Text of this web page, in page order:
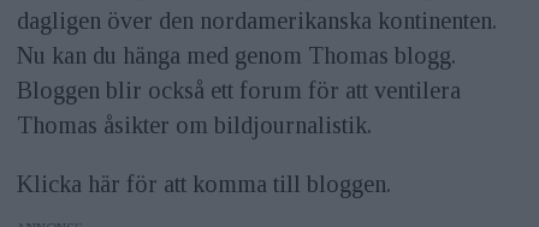
dagligen över den nordamerikanska kontinenten.
Nu kan du hänga med genom Thomas blogg.
Bloggen blir också ett forum för att ventilera
Thomas åsikter om bildjournalistik.
Klicka här för att komma till bloggen.